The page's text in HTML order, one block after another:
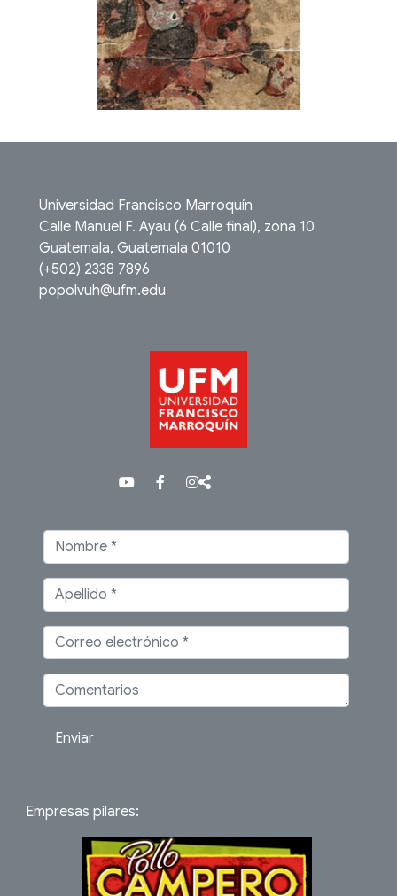
Universidad Francisco Marroquín
Calle Manuel F. Ayau (6 Calle final), zona 10
Guatemala, Guatemala 01010
(+502) 2338 7896
popolvuh@ufm.edu
Enviar
Empresas pilares: